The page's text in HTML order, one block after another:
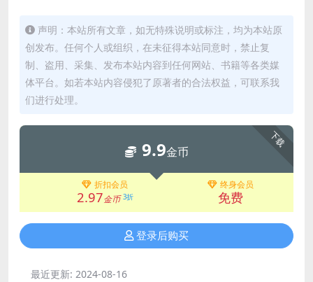
声明：本站所有文章，如无特殊说明或标注，均为本站原
创发布。任何个人或组织，在未征得本站同意时，禁止复
制、盗用、采集、发布本站内容到任何网站、书籍等各类媒
体平台。如若本站内容侵犯了原著者的合法权益，可联系我
们进行处理。
下载
9.9金币
折扣会员
2.97金币 3折
终身会员
免费
登录后购买
最近更新: 2024-08-16